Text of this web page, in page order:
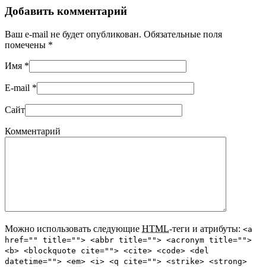
Добавить комментарий
Ваш e-mail не будет опубликован. Обязательные поля
помечены *
Имя *
E-mail *
Сайт
Комментарий
Можно использовать следующие HTML-теги и атрибуты: <a
href="" title=""> <abbr title=""> <acronym title="">
<b> <blockquote cite=""> <cite> <code> <del
datetime=""> <em> <i> <q cite=""> <strike> <strong>